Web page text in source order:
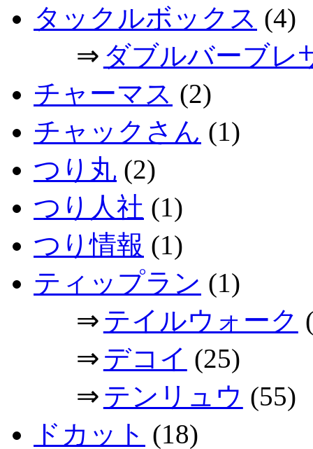
タックルボックス (4)
⇒ ダブルバーブレ
チャーマス (2)
チャックさん (1)
つり丸 (2)
つり人社 (1)
つり情報 (1)
ティップラン (1)
⇒ テイルウォーク
⇒ デコイ (25)
⇒ テンリュウ (55)
ドカット (18)